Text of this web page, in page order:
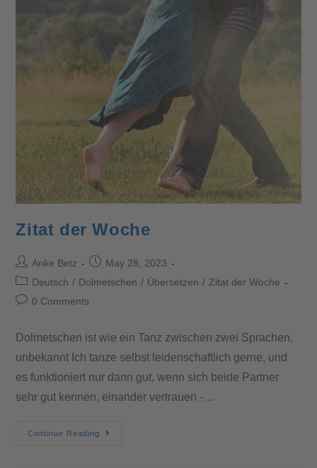
Zitat der Woche
Anke Betz
May 28, 2023
Deutsch / Dolmetschen / Übersetzen / Zitat der Woche
0 Comments
Dolmetschen ist wie ein Tanz zwischen zwei Sprachen.
unbekannt Ich tanze selbst leidenschaftlich gerne, und
es funktioniert nur dann gut, wenn sich beide Partner
sehr gut kennen, einander vertrauen -…
Continue Reading